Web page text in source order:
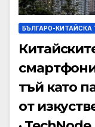
БЪЛГАРО-
тъй като
от